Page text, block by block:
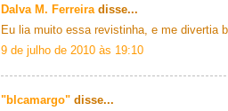
Dalva M. Ferreira disse...
Eu lia muito essa revistinha, e me divertia
9 de julho de 2010 às 19:10
"blcamargo" disse...